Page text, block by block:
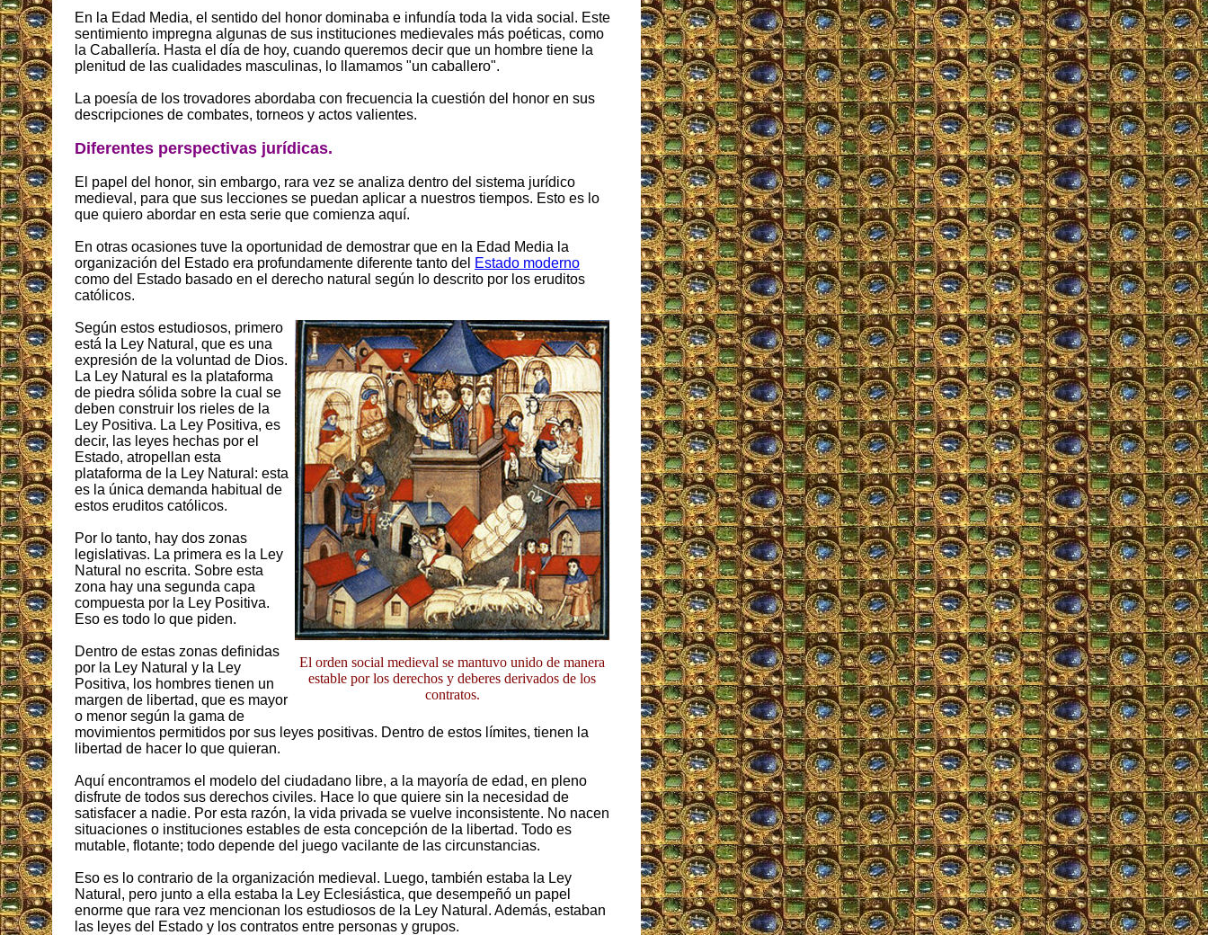
En la Edad Media, el sentido del honor dominaba e infundía toda la vida social. Este
sentimiento impregna algunas de sus instituciones medievales más poéticas, como
la Caballería. Hasta el día de hoy, cuando queremos decir que un hombre tiene la
plenitud de las cualidades masculinas, lo llamamos "un caballero".
La poesía de los trovadores abordaba con frecuencia la cuestión del honor en sus
descripciones de combates, torneos y actos valientes.
Diferentes perspectivas jurídicas.
El papel del honor, sin embargo, rara vez se analiza dentro del sistema jurídico
medieval, para que sus lecciones se puedan aplicar a nuestros tiempos. Esto es lo
que quiero abordar en esta serie que comienza aquí.
En otras ocasiones tuve la oportunidad de demostrar que en la Edad Media la
organización del Estado era profundamente diferente tanto del Estado moderno
como del Estado basado en el derecho natural según lo descrito por los eruditos
católicos.
El orden social medieval se mantuvo unido de manera
estable por los derechos y deberes derivados de los
contratos.
Según estos estudiosos, primero
está la Ley Natural, que es una
expresión de la voluntad de Dios.
La Ley Natural es la plataforma
de piedra sólida sobre la cual se
deben construir los rieles de la
Ley Positiva. La Ley Positiva, es
decir, las leyes hechas por el
Estado, atropellan esta
plataforma de la Ley Natural: esta
es la única demanda habitual de
estos eruditos católicos.
Por lo tanto, hay dos zonas
legislativas. La primera es la Ley
Natural no escrita. Sobre esta
zona hay una segunda capa
compuesta por la Ley Positiva.
Eso es todo lo que piden.
Dentro de estas zonas definidas
por la Ley Natural y la Ley
Positiva, los hombres tienen un
margen de libertad, que es mayor
o menor según la gama de
movimientos permitidos por sus leyes positivas. Dentro de estos límites, tienen la
libertad de hacer lo que quieran.
Aquí encontramos el modelo del ciudadano libre, a la mayoría de edad, en pleno
disfrute de todos sus derechos civiles. Hace lo que quiere sin la necesidad de
satisfacer a nadie. Por esta razón, la vida privada se vuelve inconsistente. No nacen
situaciones o instituciones estables de esta concepción de la libertad. Todo es
mutable, flotante; todo depende del juego vacilante de las circunstancias.
Eso es lo contrario de la organización medieval. Luego, también estaba la Ley
Natural, pero junto a ella estaba la Ley Eclesiástica, que desempeñó un papel
enorme que rara vez mencionan los estudiosos de la Ley Natural. Además, estaban
las leyes del Estado y los contratos entre personas y grupos.